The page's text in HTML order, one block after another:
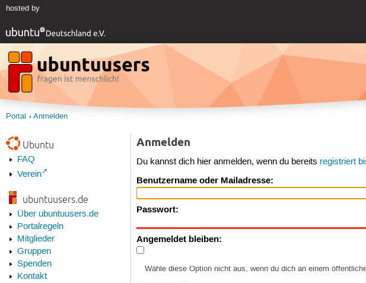
hosted by
Portal Anmelden
Ubuntu
FAQ
Verein
ubuntuusers.de
Über ubuntuusers.de
Portalregeln
Mitglieder
Gruppen
Spenden
Kontakt
Anmelden
Du kannst dich hier anmelden, wenn du bereits registriert
Benutzername oder Mailadresse:
Passwort:
Angemeldet bleiben:
Wähle diese Option nicht aus, wenn du dich an einem